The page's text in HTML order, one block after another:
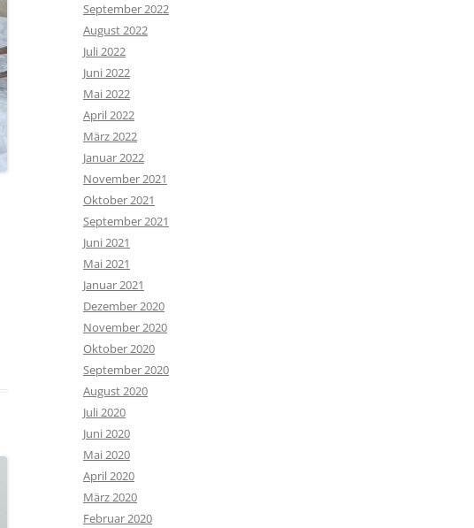
September 2022
August 2022
Juli 2022
Juni 2022
Mai 2022
April 2022
März 2022
Januar 2022
November 2021
Oktober 2021
September 2021
Juni 2021
Mai 2021
Januar 2021
Dezember 2020
November 2020
Oktober 2020
September 2020
August 2020
Juli 2020
Juni 2020
Mai 2020
April 2020
März 2020
Februar 2020